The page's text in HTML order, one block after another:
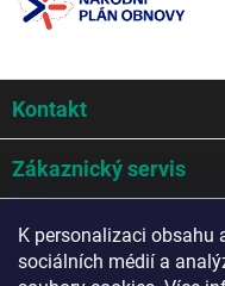
K personalizaci obsahu
sociálních médií a
p
t
Kontakt
Zákaznický servis
Mohlo by se hodit